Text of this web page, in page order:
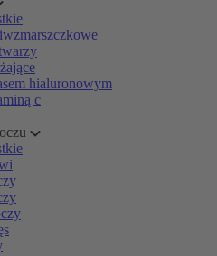
hialuronowym
c